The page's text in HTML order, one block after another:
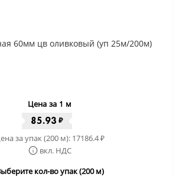
60мм цв оливковый (уп 25м/200м)
Цена за 1 м
85.93 ₽
за упак (200 м): 17186.4₽
вкл. НДС
кол-во упак (200 м)